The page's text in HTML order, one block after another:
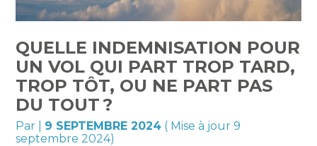
QUELLE INDEMNISATION POUR
UN VOL QUI PART TROP TARD,
TROP TÔT, OU NE PART PAS
DU TOUT ?
Par 9 SEPTEMBRE 2024 ( Mise à jour 9
septembre 2024)